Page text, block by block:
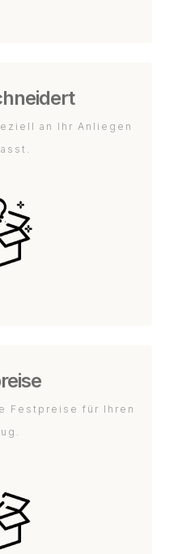
an Ihr Anliegen
Festpreise für Ihren